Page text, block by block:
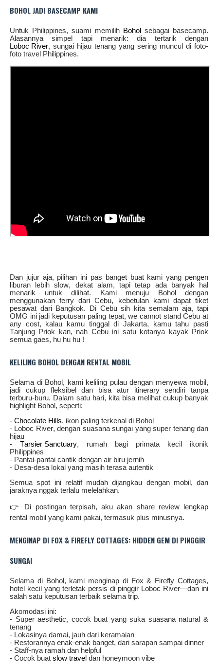
BOHOL JADI BASECAMP KAMI
Untuk Philippines, suami memilih Bohol
sebagai basecamp.
Alasannya simpel tapi menarik: dia tertarik dengan
Loboc River, sungai hijau tenang yang sering muncul di foto-
foto travel Philippines.
Dan jujur aja, pilihan ini pas banget buat kami yang pengen
liburan lebih slow, dekat alam, tapi tetap ada banyak hal
menarik untuk dilihat. Kami menuju Bohol dengan
menggunakan ferry dari Cebu, kebetulan kami dapat tiket
pesawat dari Bangkok. Di Cebu sih kita semalam aja, tapi
OMG ini jadi keputusan paling tepat, we cannot stand Cebu at
any cost, kalau kamu tinggal di Jakarta, kamu tahu pasti
Tanjung Priok kan, nah Cebu ini satu kotanya kayak Priok
semua gaes, hu hu hu !
KELILING BOHOL DENGAN RENTAL MOBIL
Selama di Bohol, kami keliling pulau dengan menyewa mobil,
jadi cukup fleksibel dan bisa atur itinerary sendiri tanpa
terburu-buru. Dalam satu hari, kita bisa melihat cukup banyak
highlight Bohol, seperti:
- Chocolate Hills, ikon paling terkenal di Bohol
- Loboc River, dengan suasana sungai yang super tenang dan
hijau
- Tarsier Sanctuary, rumah bagi primata kecil ikonik
Philippines
- Pantai-pantai cantik dengan air biru jernih
- Desa-desa lokal yang masih terasa autentik
Semua spot ini relatif mudah dijangkau dengan mobil, dan
jaraknya nggak terlalu melelahkan.
👉 Di postingan terpisah, aku akan share review lengkap
rental mobil yang kami pakai, termasuk plus minusnya.
MENGINAP DI FOX & FIREFLY COTTAGES: HIDDEN GEM DI PINGGIR
SUNGAI
Selama di Bohol, kami menginap di Fox & Firefly Cottages,
hotel kecil yang terletak persis di pinggir Loboc River—dan ini
salah satu keputusan terbaik selama trip.
Akomodasi ini:
- Super aesthetic, cocok buat yang suka suasana natural &
tenang
- Lokasinya damai, jauh dari keramaian
- Restorannya enak-enak banget, dari sarapan sampai dinner
- Staff-nya ramah dan helpful
- Cocok buat slow travel dan honeymoon vibe